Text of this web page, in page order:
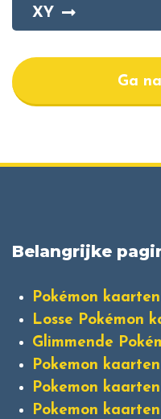
XY
Ga
Belangrijke
Pokémon
Losse Pokémon
Glimmende
Pokemon
Pokemon
Pokemon